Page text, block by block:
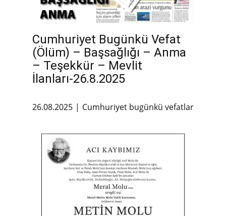
Cumhuriyet Bugünkü Vefat
(Ölüm) – Başsağlığı – Anma
– Teşekkür – Mevlit
İlanları-26.8.2025
26.08.2025 Cumhuriyet bugünkü vefatlar